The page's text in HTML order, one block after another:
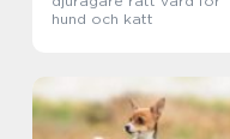
hund och katt